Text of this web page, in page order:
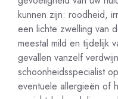
kunnen zijn: roodheid,
een lichte zwelling van
meestal mild en tijdelijk
gevallen vanzelf
schoonheidsspecialist
eventuele allergieën of